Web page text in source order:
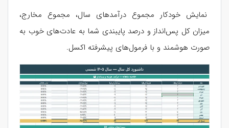
نمایش خودکار مجموع درآمدهای سال، مجموع مخارج،
میزان کل پس‌انداز و درصد پایبندی شما به عادت‌های خوب به
صورت هوشمند و با فرمول‌های پیشرفته اکسل.